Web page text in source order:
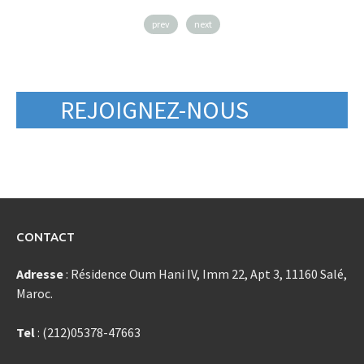
prev next
REJOIGNEZ-NOUS
CONTACT
Adresse: Résidence Oum Hani IV, Imm 22, Apt 3, 11160 Salé,
Maroc.
Tel: (212)05378-47663